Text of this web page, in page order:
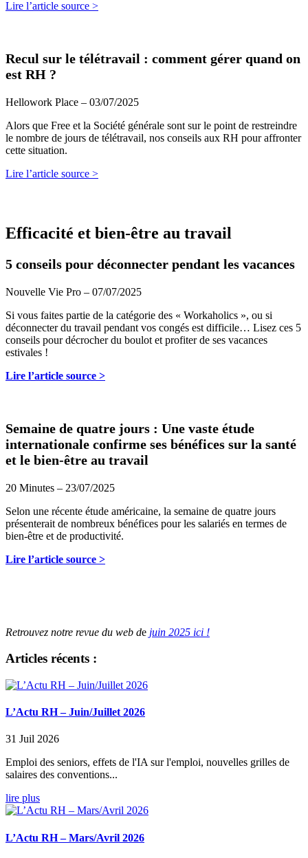
Lire l’article source >
Recul sur le télétravail : comment gérer quand on
est RH ?
Hellowork Place – 03/07/2025
Alors que Free et la Société générale sont sur le point de restreindre
le nombre de jours de télétravail, nos conseils aux RH pour affronter
cette situation.
Lire l’article source >
Efficacité et bien-être au travail
5 conseils pour déconnecter pendant les vacances
Nouvelle Vie Pro – 07/07/2025
Si vous faites partie de la catégorie des « Workaholics », ou si
déconnecter du travail pendant vos congés est difficile… Lisez ces 5
conseils pour décrocher du boulot et profiter de ses vacances
estivales !
Lire l’article source >
Semaine de quatre jours : Une vaste étude
internationale confirme ses bénéfices sur la santé
et le bien-être au travail
20 Minutes – 23/07/2025
Selon une récente étude américaine, la semaine de quatre jours
présenterait de nombreux bénéfices pour les salariés en termes de
bien-être et de productivité.
Lire l’article source >
Retrouvez notre revue du web de juin 2025 ici !
Articles récents :
L’Actu RH – Juin/Juillet 2026
31 Juil 2026
Emploi des seniors, effets de l'IA sur l'emploi, nouvelles grilles de
salaires des conventions...
lire plus
L’Actu RH – Mars/Avril 2026